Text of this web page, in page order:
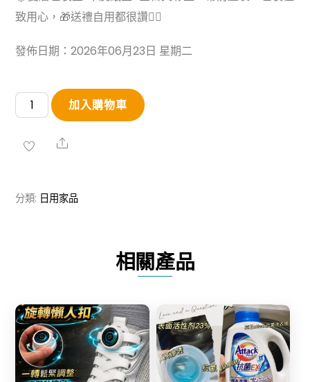
致用心，🎁送禮自用都很讚👍🏻
發佈日期：2026年06月23日 星期二
本
卡
極
量
加入購物車
Share
分類: 日用家品
相關產品